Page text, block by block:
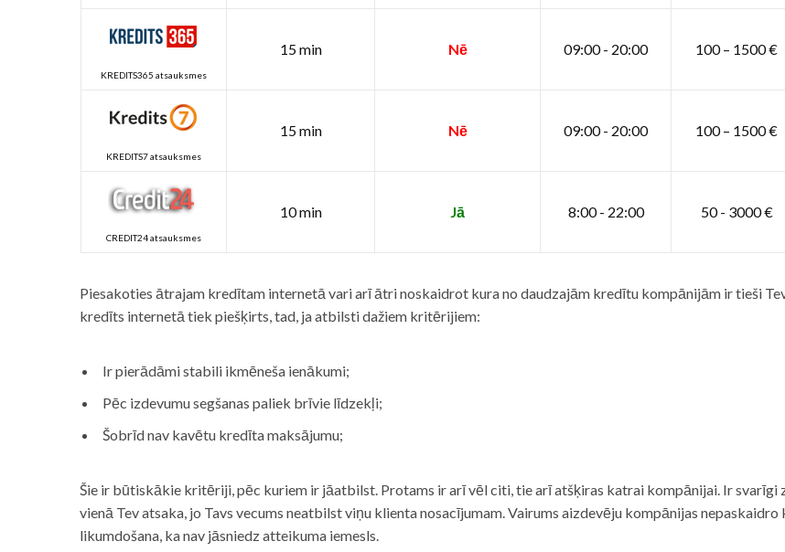
KREDITS365 atsauksmes
15 min Nē 09:00 - 20:00 100 – 1500 €
KREDITS7 atsauksmes
15 min Nē 09:00 - 20:00 100 – 1500 €
CREDIT24 atsauksmes
10 min Jā 8:00 - 22:00 50 - 3000 €
Piesakoties ātrajam kredītam internetā vari arī ātri noskaidrot kura no daudzajām kredītu kompānijām ir tieši
kredīts internetā tiek piešķirts, tad, ja atbilsti dažiem kritērijiem:
Ir pierādāmi stabili ikmēneša ienākumi;
Pēc izdevumu segšanas paliek brīvie līdzekļi;
Šobrīd nav kavētu kredīta maksājumu;
Šie ir būtiskākie kritēriji, pēc kuriem ir jāatbilst. Protams ir arī vēl citi, tie arī atšķiras katrai kompānijai. Ir svarīgi
vienā Tev atsaka, jo Tavs vecums neatbilst viņu klienta nosacījumam. Vairums aizdevēju kompānijas
likumdošana, ka nav jāsniedz atteikuma iemesls.